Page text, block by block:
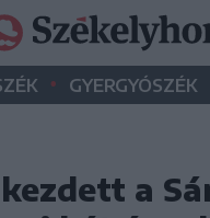
• GYERGYÓSZÉK
a